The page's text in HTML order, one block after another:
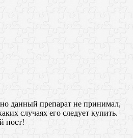
данный препарат не принимал,
случаях его следует купить.
пост!